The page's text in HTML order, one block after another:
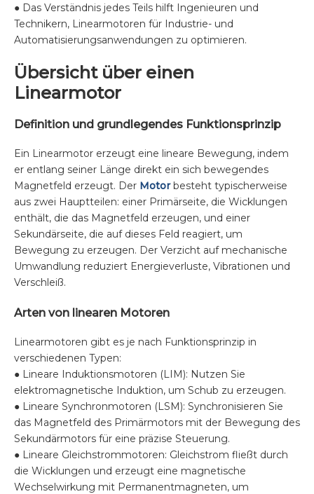
● Das Verständnis jedes Teils hilft Ingenieuren und
Technikern, Linearmotoren für Industrie- und
Automatisierungsanwendungen zu optimieren.
Übersicht über einen
Linearmotor
Definition und grundlegendes Funktionsprinzip
Ein Linearmotor erzeugt eine lineare Bewegung, indem
er entlang seiner Länge direkt ein sich bewegendes
Magnetfeld erzeugt. Der Motorbesteht typischerweise
aus zwei Hauptteilen: einer Primärseite, die Wicklungen
enthält, die das Magnetfeld erzeugen, und einer
Sekundärseite, die auf dieses Feld reagiert, um
Bewegung zu erzeugen. Der Verzicht auf mechanische
Umwandlung reduziert Energieverluste, Vibrationen und
Verschleiß.
Arten von linearen Motoren
Linearmotoren gibt es je nach Funktionsprinzip in
verschiedenen Typen:
● Lineare Induktionsmotoren (LIM): Nutzen Sie
elektromagnetische Induktion, um Schub zu erzeugen.
● Lineare Synchronmotoren (LSM): Synchronisieren Sie
das Magnetfeld des Primärmotors mit der Bewegung des
Sekundärmotors für eine präzise Steuerung.
● Lineare Gleichstrommotoren: Gleichstrom fließt durch
die Wicklungen und erzeugt eine magnetische
Wechselwirkung mit Permanentmagneten, um